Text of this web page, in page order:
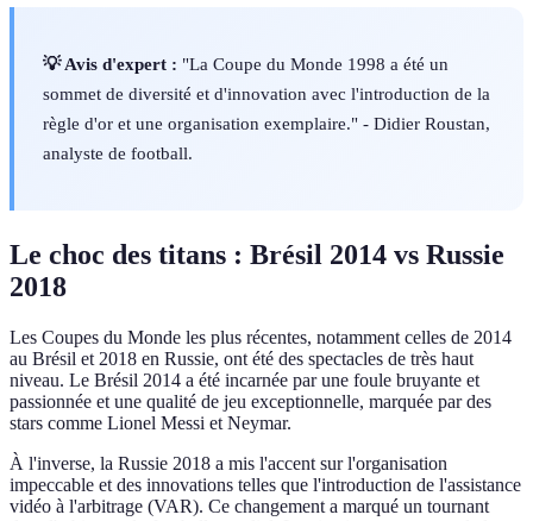
💡 Avis d'expert : "La Coupe du Monde 1998 a été un
sommet de diversité et d'innovation avec l'introduction de la
règle d'or et une organisation exemplaire." - Didier Roustan,
analyste de football.
Le choc des titans : Brésil 2014 vs Russie
2018
Les Coupes du Monde les plus récentes, notamment celles de 2014
au Brésil et 2018 en Russie, ont été des spectacles de très haut
niveau. Le Brésil 2014 a été incarnée par une foule bruyante et
passionnée et une qualité de jeu exceptionnelle, marquée par des
stars comme Lionel Messi et Neymar.
À l'inverse, la Russie 2018 a mis l'accent sur l'organisation
impeccable et des innovations telles que l'introduction de l'assistance
vidéo à l'arbitrage (VAR). Ce changement a marqué un tournant